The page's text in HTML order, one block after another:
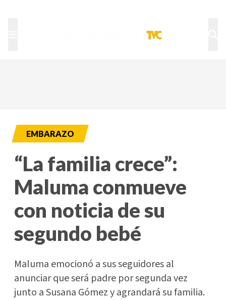
EMBARAZO
“La familia crece”:
Maluma conmueve
con noticia de su
segundo bebé
Maluma emocionó a sus seguidores al
anunciar que será padre por segunda vez
junto a Susana Gómez y agrandará su familia.